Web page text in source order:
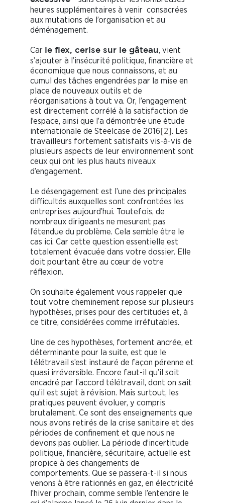
heures supplémentaires à venir consacrées
aux mutations de l’organisation et au
déménagement.
Car le flex, cerise sur le gâteau, vient
s’ajouter à l’insécurité politique, financière et
économique que nous connaissons, et au
cumul des tâches engendrées par la mise en
place de nouveaux outils et de
réorganisations à tout va. Or, l’engagement
est directement corrélé à la satisfaction de
l’espace, ainsi que l’a démontrée une étude
internationale de Steelcase de 2016 [2]. Les
travailleurs fortement satisfaits vis-à-vis de
plusieurs aspects de leur environnement sont
ceux qui ont les plus hauts niveaux
d’engagement.
Le désengagement est l’une des principales
difficultés auxquelles sont confrontées les
entreprises aujourd’hui. Toutefois, de
nombreux dirigeants ne mesurent pas
l’étendue du problème. Cela semble être le
cas ici. Car cette question essentielle est
totalement évacuée dans votre dossier. Elle
doit pourtant être au cœur de votre
réflexion.
On souhaite également vous rappeler que
tout votre cheminement repose sur plusieurs
hypothèses, prises pour des certitudes et, à
ce titre, considérées comme irréfutables.
Une de ces hypothèses, fortement ancrée, et
déterminante pour la suite, est que le
télétravail s’est instauré de façon pérenne et
quasi irréversible. Encore faut-il qu’il soit
encadré par l’accord télétravail, dont on sait
qu’il est sujet à révision. Mais surtout, les
pratiques peuvent évoluer, y compris
brutalement. Ce sont des enseignements que
nous avons retirés de la crise sanitaire et des
périodes de confinement et que nous ne
devons pas oublier. La période d’incertitude
politique, financière, sécuritaire, actuelle est
propice à des changements de
comportements. Que se passera-t-il si nous
venons à être rationnés en gaz, en électricité
l’hiver prochain, comme semble l’entendre le